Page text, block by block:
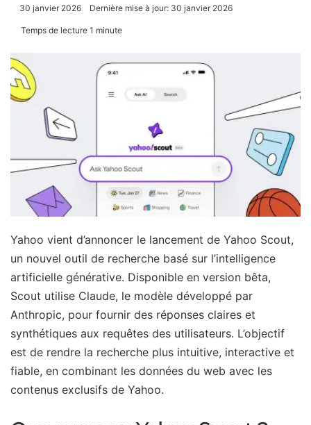
30 janvier 2026 Dernière mise à jour: 30 janvier 2026
Temps de lecture 1 minute
Yahoo vient d’annoncer le lancement de Yahoo Scout,
un nouvel outil de recherche basé sur l’intelligence
artificielle générative. Disponible en version bêta,
Scout utilise Claude, le modèle développé par
Anthropic, pour fournir des réponses claires et
synthétiques aux requêtes des utilisateurs. L’objectif
est de rendre la recherche plus intuitive, interactive et
fiable, en combinant les données du web avec les
contenus exclusifs de Yahoo.